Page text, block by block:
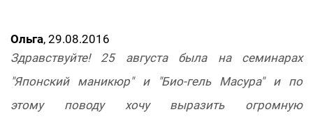
Ольга, 29.08.2016
Здравствуйте! 25 августа была на семинарах
"Японский маникюр" и "Био-гель Масура" и по
этому поводу хочу выразить огромную